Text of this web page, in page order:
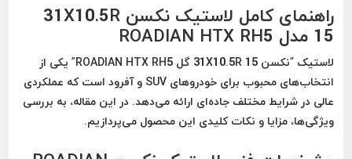
راهنمای کامل لاستیک نکسن 31X10.5R
15 مدل ROADIAN HTX RH5
لاستیک “نکسن 31X10.5R 15 گل ROADIAN HTX RH5” یکی از
انتخاب‌های محبوب برای خودروهای SUV و آفرود است که عملکردی
عالی در شرایط مختلف جاده‌ای ارائه می‌دهد. در این مقاله، به بررسی
ویژگی‌ها، مزایا و نکات کلیدی این محصول می‌پردازیم.